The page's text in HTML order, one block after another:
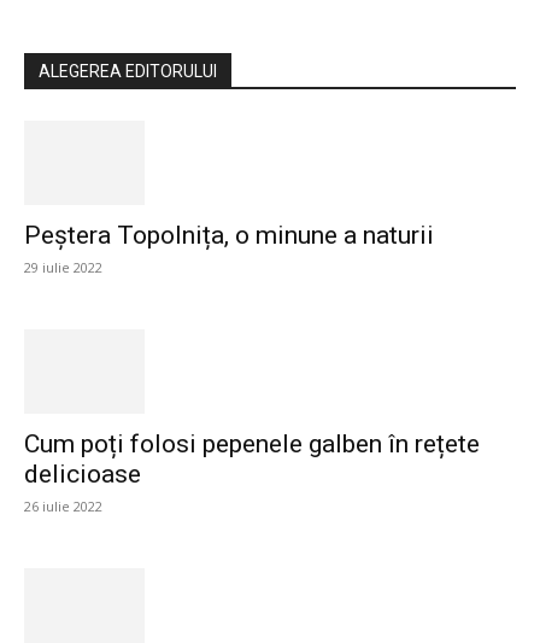
ALEGEREA EDITORULUI
Peștera Topolnița, o minune a naturii
29 iulie 2022
Cum poți folosi pepenele galben în rețete
delicioase
26 iulie 2022